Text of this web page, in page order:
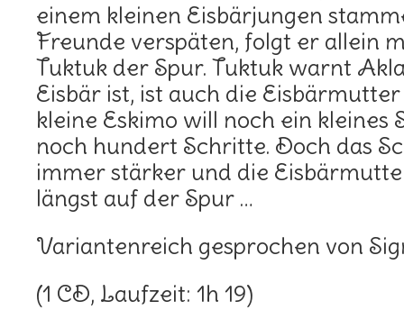
einem kleinen Eisbärjungen
Freunde verspäten, folgt er allein
Tuktuk der Spur. Tuktuk warnt
Eisbär ist, ist auch die
kleine Eskimo will noch ein kleines
noch hundert Schritte. Doch das
immer stärker und die
längst auf der Spur …
Variantenreich gesprochen von
(1 CD, Laufzeit: 1h 19)